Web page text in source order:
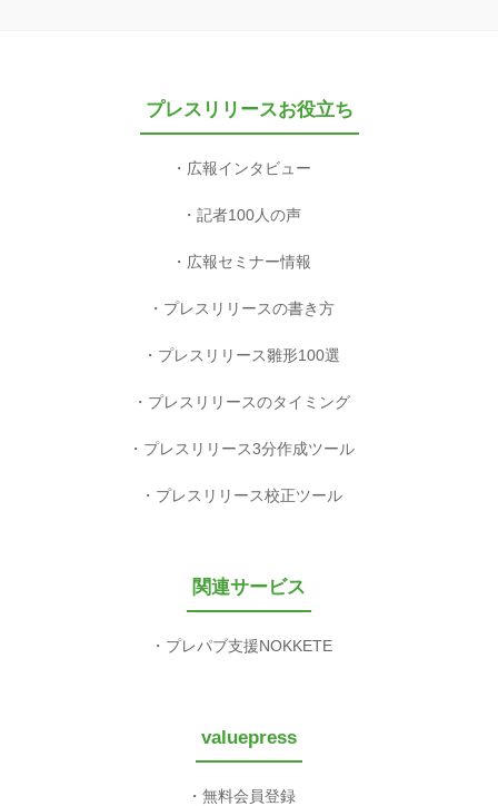
プレスリリースお役立ち
広報インタビュー
記者100人の声
広報セミナー情報
プレスリリースの書き方
プレスリリース雛形100選
プレスリリースのタイミング
プレスリリース3分作成ツール
プレスリリース校正ツール
関連サービス
プレパブ支援NOKKETE
valuepress
無料会員登録